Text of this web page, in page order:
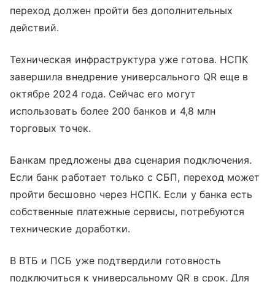
переход должен пройти без дополнительных
действий.
Техническая инфраструктура уже готова. НСПК
завершила внедрение универсального QR еще в
октябре 2024 года. Сейчас его могут
использовать более 200 банков и 4,8 млн
торговых точек.
Банкам предложены два сценария подключения.
Если банк работает только с СБП, переход может
пройти бесшовно через НСПК. Если у банка есть
собственные платежные сервисы, потребуются
технические доработки.
В ВТБ и ПСБ уже подтвердили готовность
подключиться к универсальному QR в срок. Для